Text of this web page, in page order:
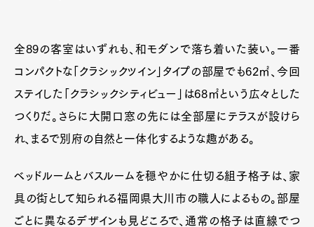
全89の客室はいずれも、和モダンで落ち着いた装い。一番
コンパクトな「クラシックツイン」タイプの部屋でも62㎡、今回
ステイした「クラシックシティビュー」は68㎡という広々とした
つくりだ。さらに大開口窓の先には全部屋にテラスが設けら
れ、まるで別府の自然と一体化するような趣がある。
ベッドルームとバスルームを穏やかに仕切る組子格子は、家
具の街として知られる福岡県大川市の職人によるもの。部屋
ごとに異なるデザインも見どころで、通常の格子は直線でつ